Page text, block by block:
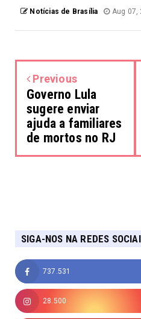
Notícias de Brasília Aug 07,
Previous
Governo Lula
sugere enviar
ajuda a familiares
de mortos no RJ
SIGA-NOS NA REDES
737.531
28.500